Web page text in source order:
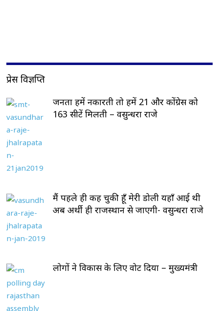
प्रेस विज्ञप्ति
जनता हमें नकारती तो हमें 21 और कोंग्रेस को
163 सीटें मिलती – वसुन्धरा राजे
मैं पहले ही कह चुकी हूँ मेरी डोली यहाँ आई थी
अब अर्थी ही राजस्थान से जाएगी- वसुन्धरा राजे
लोगों ने विकास के लिए वोट दिया – मुख्यमंत्री